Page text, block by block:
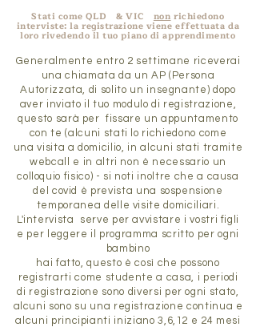
Stati come QLD & VIC nonrichiedono
interviste: la registrazione viene effettuata da
loro rivedendo il tuo piano di apprendimento
Generalmente entro 2 settimane riceverai
una chiamata da un AP (Persona
Autorizzata, di solito un insegnante) dopo
aver inviato il tuo modulo di registrazione,
questo sarà per fissare un appuntamento
con te (alcuni stati lo richiedono come
una visita a domicilio, in alcuni stati tramite
webcall e in altri non è necessario un
colloquio fisico) - si noti inoltre che a causa
del covid è prevista una sospensione
temporanea delle visite domiciliari.
L'intervista serve per avvistare i vostri figli
e per leggere il programma scritto per ogni
bambino
hai fatto, questo è così che possono
registrarti come studente a casa, i periodi
di registrazione sono diversi per ogni stato,
alcuni sono su una registrazione continua e
alcuni principianti iniziano 3,6,12 e 24 mesi